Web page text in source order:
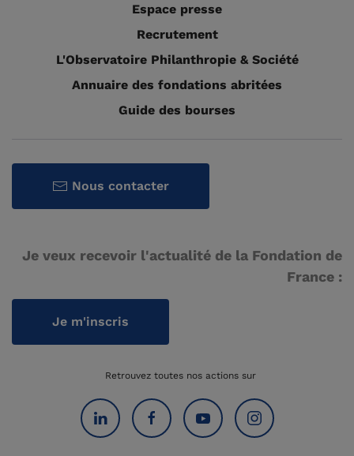
Espace presse
Recrutement
L'Observatoire Philanthropie & Société
Annuaire des fondations abritées
Guide des bourses
Nous contacter
Je veux recevoir l'actualité de la Fondation de
France :
Je m'inscris
Retrouvez toutes nos actions sur